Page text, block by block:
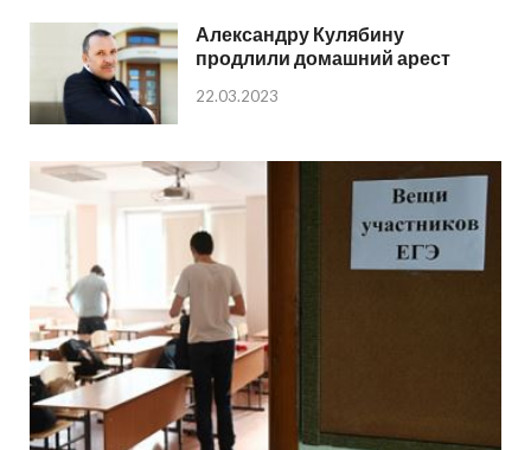
Александру Кулябину
продлили домашний арест
22.03.2023